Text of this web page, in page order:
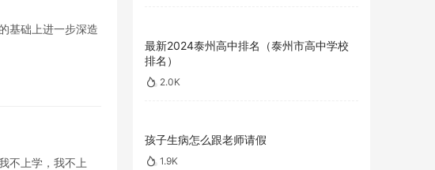
基础上进一步深造
不上学，我不上
最新2024泰州高中排名（泰州市高中学校
排名）
2.0K
孩子生病怎么跟老师请假
1.9K